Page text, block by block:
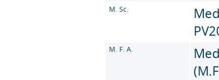
M. Sc.
M. F. A.